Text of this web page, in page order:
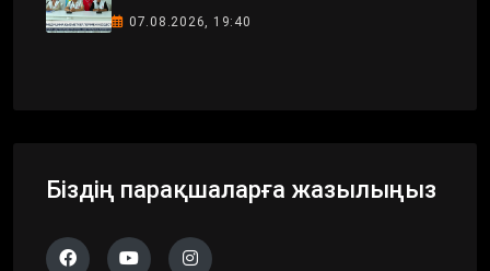
07.08.2026, 19:40
Біздің парақшаларға жазылыңыз